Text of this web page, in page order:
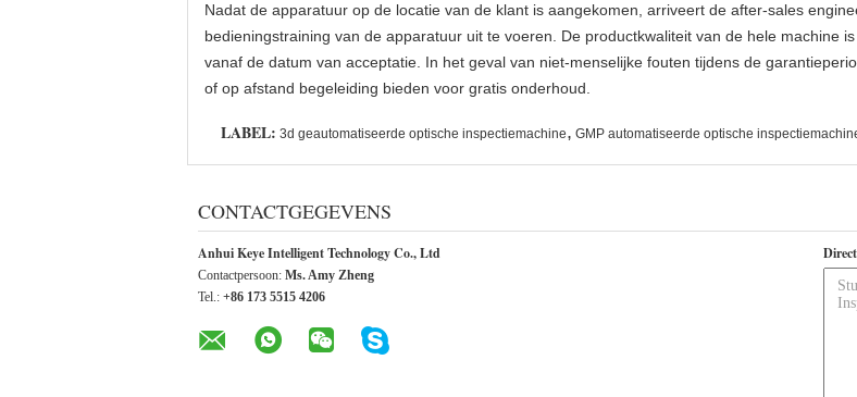
Nadat de apparatuur op de locatie van de klant is aangekomen, arriveert de after-sales
bedieningstraining van de apparatuur uit te voeren. De productkwaliteit van de hele machine
vanaf de datum van acceptatie. In het geval van niet-menselijke fouten tijdens de
of op afstand begeleiding bieden voor gratis onderhoud.
LABEL: 3d geautomatiseerde optische inspectiemachine, GMP automatiseerde optische
CONTACTGEGEVENS
Anhui Keye Intelligent Technology Co., Ltd
Contactpersoon: Ms. Amy Zheng
Tel.: +86 173 5515 4206